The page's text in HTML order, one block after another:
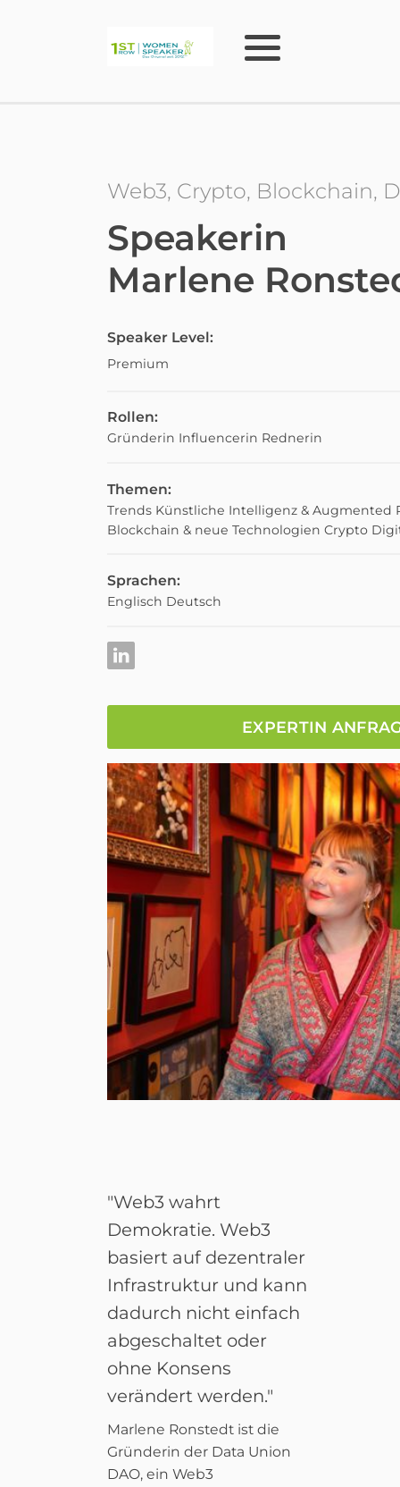
Web3, Crypto, Blockchain,
Speakerin
Marlene
Speaker Level:
Premium
Rollen:
Gründerin Influencerin Rednerin
Themen:
Trends Künstliche Intelligenz & Augmented
Blockchain & neue Technologien Crypto
Sprachen:
Englisch Deutsch
EXPERTIN
"Web3 wahrt
Demokratie. Web3
basiert auf dezentraler
Infrastruktur und kann
dadurch nicht einfach
abgeschaltet oder
ohne Konsens
verändert werden."
Marlene Ronstedt ist die
Gründerin der Data Union
DAO, ein Web3